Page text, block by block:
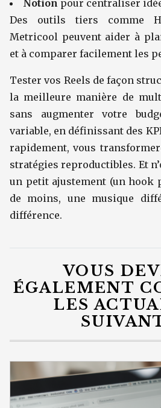
Notion pour centraliser
Des outils tiers comme
Metricool peuvent aider à
et à comparer facilement les
Tester vos Reels de façon
la meilleure manière de
sans augmenter votre
variable, en définissant des
rapidement, vous
stratégies reproductibles. Et
un petit ajustement (un hook
de moins, une musique
différence.
VOUS
ÉGALEMENT
LES